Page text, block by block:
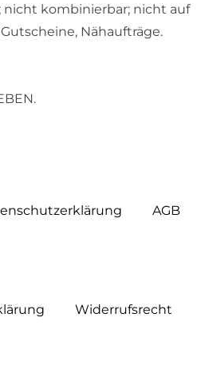
nicht kombinierbar; nicht auf
Nähaufträge.
AGB
Widerrufs­recht